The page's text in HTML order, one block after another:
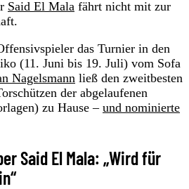
Said El Mala fährt nicht mit zur
das Turnier in den
(11. Juni bis 19. Juli) vom Sofa
Nagelsmann ließ den zweitbesten
der abgelaufenen
zu Hause –und nominierte
Said El Mala: „Wird für